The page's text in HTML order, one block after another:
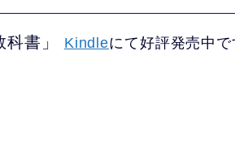
科書」 Kindleにて好評発売中で